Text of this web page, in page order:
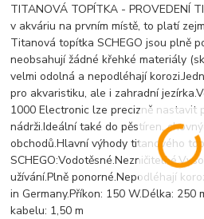
TITANOVÁ TOPÍTKA - PROVEDENÍ
v akváriu na prvním místě, to platí
Titanová topítka SCHEGO jsou plně
neobsahují žádné křehké materiály
velmi odolná a nepodléhají
pro akvaristiku, ale i zahradní
1000 Electronic lze precizně nastavit
nádrži.Ideální také do pěstíren,
obchodů.Hlavní výhody titanového
užívání.Plně ponorné.Nepodléhají
in Germany.Příkon: 150 W.Délka: 250
kabelu: 1,50 m